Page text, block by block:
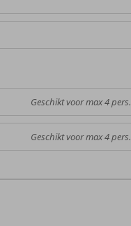
Geschikt voor max 4 pers.
Geschikt voor max 4 pers.